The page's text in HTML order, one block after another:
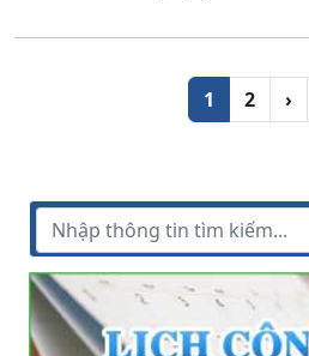
gắn với các sản phẩm
lượng cao, mang đặc
của từng vùng miền, góp
liên kết trong xây dựng chuỗi
kinh tế nông nghiệp, nông
1 2 ›
Tìm kiếm